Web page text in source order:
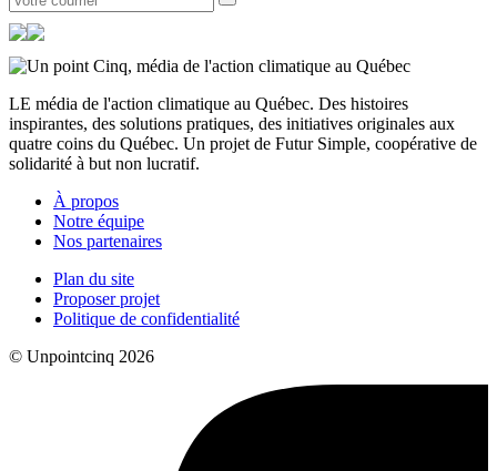
LE média de l'action climatique au Québec. Des histoires
inspirantes, des solutions pratiques, des initiatives originales aux
quatre coins du Québec. Un projet de Futur Simple, coopérative de
solidarité à but non lucratif.
À propos
Notre équipe
Nos partenaires
Plan du site
Proposer projet
Politique de confidentialité
© Unpointcinq 2026